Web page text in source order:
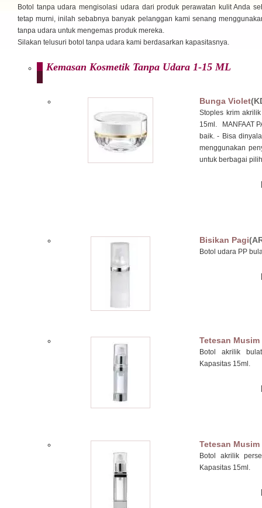
Botol tanpa udara mengisolasi udara dari produk perawatan kulit Anda
tetap murni, inilah sebabnya banyak pelanggan kami senang
tanpa udara untuk mengemas produk mereka.
Silakan telusuri botol tanpa udara kami berdasarkan kapasitasnya.
Kemasan Kosmetik Tanpa Udara 1-15 ML
Bunga Violet
Stoples krim
15ml. MANFAAT
baik. - Bisa
menggunakan
untuk berbagai
Bisikan Pagi
Botol udara PP
Tetesan Musim
Botol akrilik
Kapasitas 15ml.
Tetesan Musim
Botol akrilik
Kapasitas 15ml.